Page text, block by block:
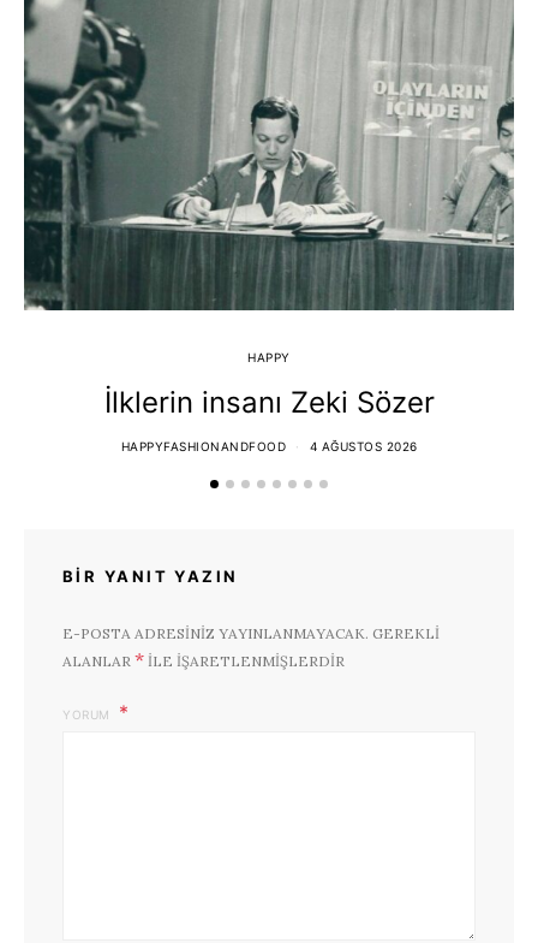
HAPPY
İlklerin insanı Zeki Sözer
HAPPYFASHIONANDFOOD 4 AĞUSTOS 2026
BIR YANIT YAZIN
E-POSTA ADRESINIZ YAYINLANMAYACAK. GEREKLI
ALANLAR * ILE IŞARETLENMIŞLERDIR
YORUM